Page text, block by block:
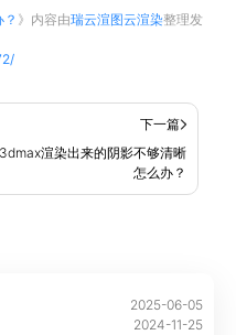
》内容由瑞云渲图云渲染整理发
下一篇
3dmax渲染出来的阴影不够清晰
怎么办？
2025-06-05
2024-11-25